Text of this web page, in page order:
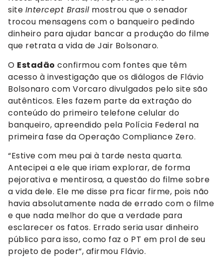
site Intercept Brasil mostrou que o senador
trocou mensagens com o banqueiro pedindo
dinheiro para ajudar bancar a produção do filme
que retrata a vida de Jair Bolsonaro.
O Estadão confirmou com fontes que têm
acesso à investigação que os diálogos de Flávio
Bolsonaro com Vorcaro divulgados pelo site são
autênticos. Eles fazem parte da extração do
conteúdo do primeiro telefone celular do
banqueiro, apreendido pela Polícia Federal na
primeira fase da Operação Compliance Zero.
“Estive com meu pai à tarde nesta quarta.
Antecipei a ele que iriam explorar, de forma
pejorativa e mentirosa, a questão do filme sobre
a vida dele. Ele me disse pra ficar firme, pois não
havia absolutamente nada de errado com o filme
e que nada melhor do que a verdade para
esclarecer os fatos. Errado seria usar dinheiro
público para isso, como faz o PT em prol de seu
projeto de poder”, afirmou Flávio.